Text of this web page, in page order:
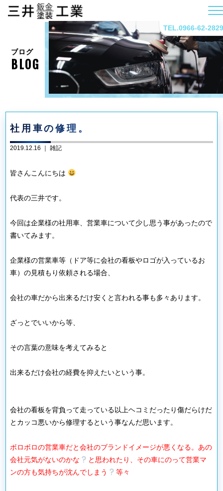
TEL.0966-62-2829
ブログ
BLOG
社用車の修理。
2019.12.16 ｜雑記
皆さんこんにちは
代表の三井です。
今回は企業様の社用車、営業車について少し思う事があったので
書いてみます。
企業様の営業車等（ドア等に会社の看板やロゴが入っているお
車）の見積もり依頼される場合、
会社の車だから出来るだけ安くと言われる事も多々あります。
ざっとでいいから等、
その言葉の意味を考えてみると
出来るだけ会社の経費を抑えたいという事。
会社の看板を背負って走っている以上ヘコミだったり傷だらけだ
とカッコ悪いから修理するという事なんだ思います。
ボロボロの営業車だと会社のブランドイメージが悪くなる。あの
会社元気がないのかな
と思われたり、その車にのって営業マ
ンの方も気持ちが沈んでしまう
等々